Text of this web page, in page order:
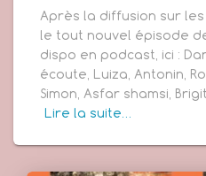
Après la diffusion sur
le tout nouvel épisode
dispo en podcast, ici :
écoute, Luiza, Antonin,
Simon, Asfar shamsi,
Lire la suite…